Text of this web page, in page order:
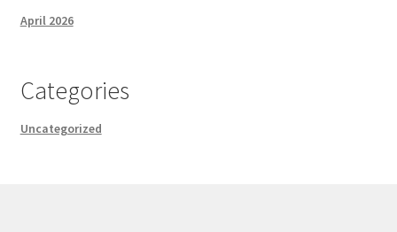
April 2026
Categories
Uncategorized